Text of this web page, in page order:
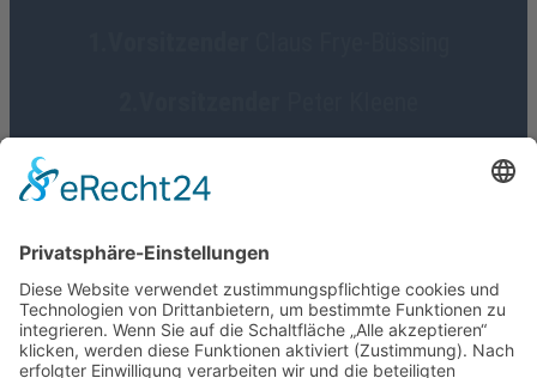
Birgit Focke-Meermann
Social Media